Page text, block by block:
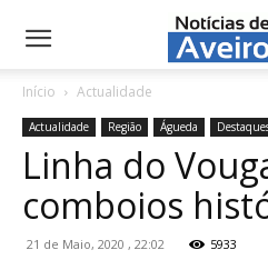
NotíciasdeAveiro.pt
Início Actualidade
Actualidade Região Águeda
Linha do
comboios
21 de Maio, 2020 , 22:02 5933